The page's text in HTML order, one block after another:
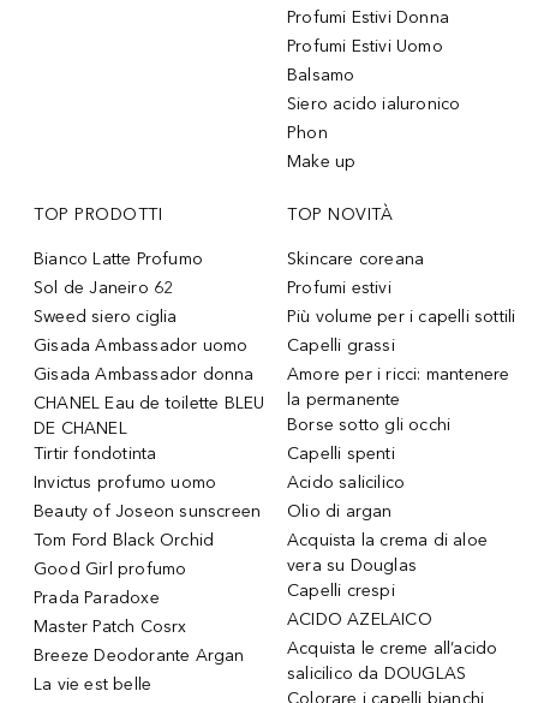
Profumi Estivi Donna
Profumi Estivi Uomo
Balsamo
Siero acido ialuronico
Phon
Make up
TOP PRODOTTI
Bianco Latte Profumo
Sol de Janeiro 62
Sweed siero ciglia
Gisada Ambassador uomo
Gisada Ambassador donna
CHANEL Eau de toilette BLEU
DE CHANEL
Tirtir fondotinta
Invictus profumo uomo
Beauty of Joseon sunscreen
Tom Ford Black Orchid
Good Girl profumo
Prada Paradoxe
Master Patch Cosrx
Breeze Deodorante Argan
La vie est belle
TOP NOVITÀ
Skincare coreana
Profumi estivi
Più volume per i capelli sottili
Capelli grassi
Amore per i ricci: mantenere
la permanente
Borse sotto gli occhi
Capelli spenti
Acido salicilico
Olio di argan
Acquista la crema di aloe
vera su Douglas
Capelli crespi
ACIDO AZELAICO
Acquista le creme all’acido
salicilico da DOUGLAS
Colorare i capelli bianchi